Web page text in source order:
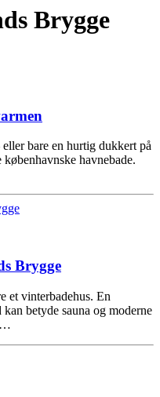
Brygge
bare en hurtig dukkert på
havnebade.
Brygge
et vinterbadehus. En
betyde sauna og moderne